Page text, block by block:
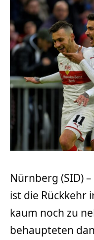
Nürnberg (SID)
ist die Rückkehr
kaum noch zu
behaupteten